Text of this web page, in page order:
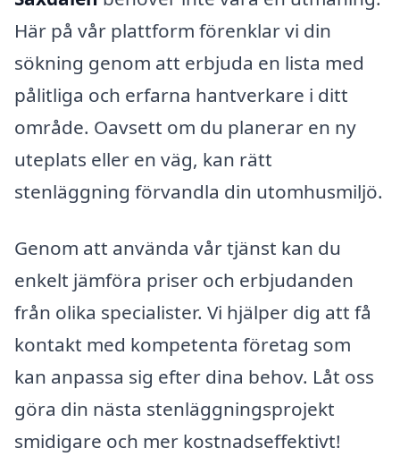
Här på vår plattform förenklar vi din
sökning genom att erbjuda en lista med
pålitliga och erfarna hantverkare i ditt
område. Oavsett om du planerar en ny
uteplats eller en väg, kan rätt
stenläggning förvandla din utomhusmiljö.
Genom att använda vår tjänst kan du
enkelt jämföra priser och erbjudanden
från olika specialister. Vi hjälper dig att få
kontakt med kompetenta företag som
kan anpassa sig efter dina behov. Låt oss
göra din nästa stenläggningsprojekt
smidigare och mer kostnadseffektivt!